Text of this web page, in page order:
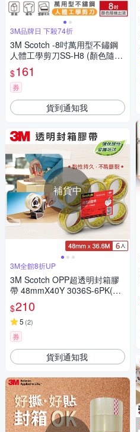
3M品牌日 下殺74折
3M Scotch -8吋萬用型不鏽鋼
人體工學剪刀SS-H8 (顏色隨機
出貨)
$161
券
貨到通知我
補貨中
3M全館8折UP
3M Scotch OPP超透明封箱膠
帶 48mmX40Y 3036S-6PK(宅
配)
$210
5 (2)
券
貨到通知我